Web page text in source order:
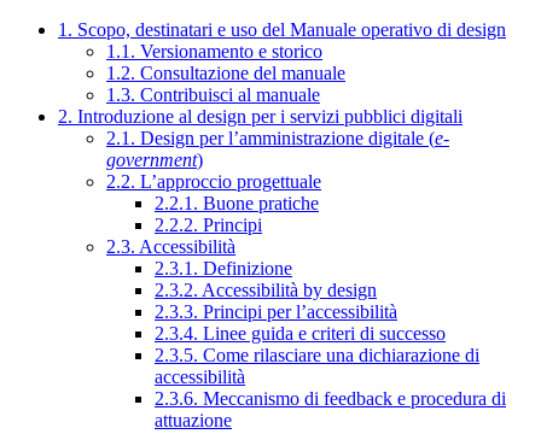
1. Scopo, destinatari e uso del Manuale operativo di design
1.1. Versionamento e storico
1.2. Consultazione del manuale
1.3. Contribuisci al manuale
2. Introduzione al design per i servizi pubblici digitali
2.1. Design per l’amministrazione digitale (e-
government)
2.2. L’approccio progettuale
2.2.1. Buone pratiche
2.2.2. Principi
2.3. Accessibilità
2.3.1. Definizione
2.3.2. Accessibilità by design
2.3.3. Principi per l’accessibilità
2.3.4. Linee guida e criteri di successo
2.3.5. Come rilasciare una dichiarazione di
accessibilità
2.3.6. Meccanismo di feedback e procedura di
attuazione